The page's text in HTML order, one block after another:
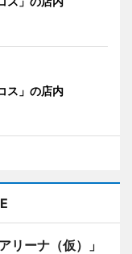
ス」の店内
リーナ（仮）」